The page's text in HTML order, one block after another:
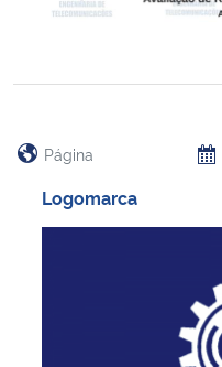
Página
Logomarca